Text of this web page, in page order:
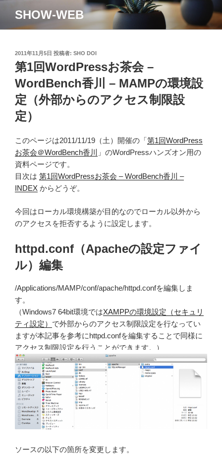
テ
SHOW-WEB
投
稿
日:
2011年11月5日 投稿者: SHO DOI
第1回WordPressお茶会 –
WordBench香川 – MAMPの環境設
定（外部からのアクセス制限設
定）
このページは2011/11/19（土）開催の「第1回WordPress
お茶会＠WordBench香川
」のWordPressハンズオン用の
資料ページです。
目次は 第1回WordPressお茶会 – WordBench香川 –
INDEX からどうぞ。
今回はローカル環境構築が目的なのでローカル以外から
のアクセスを拒否するように設定します。
httpd.conf（Apacheの設定ファイ
ル）編集
/Applications/MAMP/conf/apache/httpd.confを編集しま
す。
（Windows7 64bit環境ではXAMPPの環境設定（セキュリ
ティ設定） で外部からのアクセス制限設定を行なってい
ますが本記事を参考にhttpd.confを編集することで同様に
アクセス制限設定を行うことができます。）
ソースの以下の箇所を変更します。